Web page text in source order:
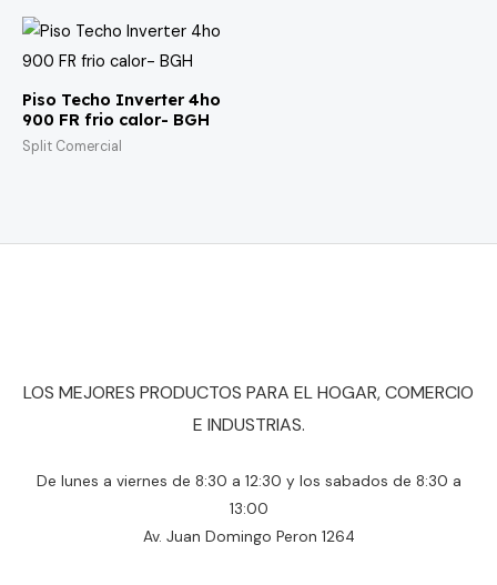
Piso Techo Inverter 4ho
900 FR frio calor- BGH
Split Comercial
LOS MEJORES PRODUCTOS PARA EL HOGAR, COMERCIO
E INDUSTRIAS.
De lunes a viernes de 8:30 a 12:30 y los sabados de 8:30 a
13:00
Av. Juan Domingo Peron 1264